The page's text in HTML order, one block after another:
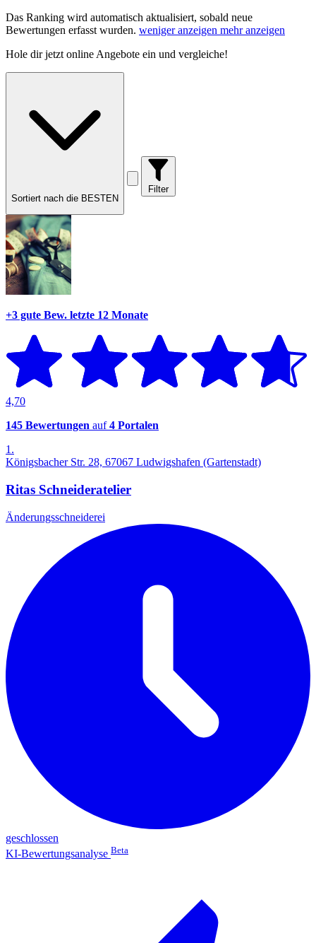
Das Ranking wird automatisch aktualisiert, sobald neue
Bewertungen erfasst wurden. weniger anzeigen mehr anzeigen
Hole dirjetzt online Angebote ein und vergleiche!
Sortiert nach die BESTEN
Filter
+3 gute Bew. letzte 12 Monate
4,70
145 Bewertungen auf4 Portalen
1.
Königsbacher Str. 28, 67067 Ludwigshafen (Gartenstadt)
Ritas Schneideratelier
Änderungsschneiderei
geschlossen
KI-Bewertungsanalyse Beta